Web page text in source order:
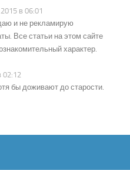
в 06:01
и не рекламирую
Все статьи на этом сайте
характер.
02:12
бы доживают до старости.